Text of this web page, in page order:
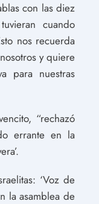
con las diez
cuando
nos recuerda
y quiere
para nuestras
“rechazó
errante en la
‘Voz de
la asamblea de